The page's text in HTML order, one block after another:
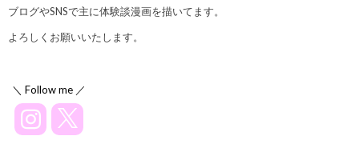
ブログやSNSで主に体験談漫画を描いてます。
よろしくお願いいたします。
＼ Follow me ／